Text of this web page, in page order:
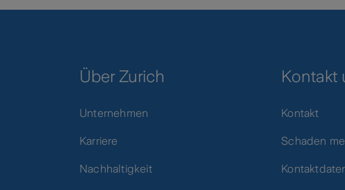
Über Zurich
Unternehmen
Karriere
Nachhaltigkeit
Kontakt
Kontakt
Schaden